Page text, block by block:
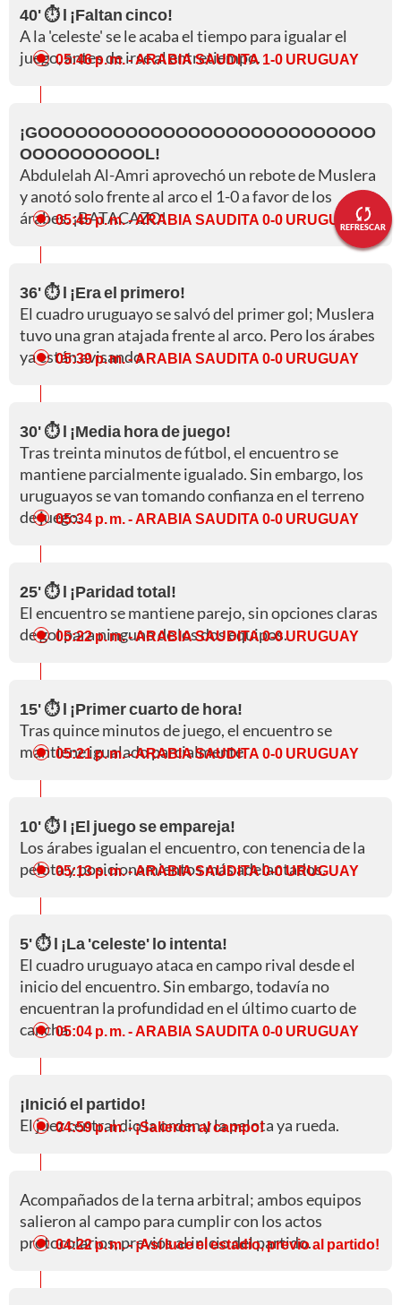
REFRESCAR
40' ⏱️ l ¡Faltan cinco!
A la 'celeste' se le acaba el tiempo para igualar el
juego, antes de irse al entretiempo.
05:46 p. m. - ARABIA SAUDITA 1-0 URUGUAY
¡GOOOOOOOOOOOOOOOOOOOOOOOOOOO
OOOOOOOOOOL!
Abdulelah Al-Amri aprovechó un rebote de Muslera
y anotó solo frente al arco el 1-0 a favor de los
árabes. ¡BATACAZO!
05:45 p. m.- ARABIA SAUDITA 0-0 URUGUAY
36' ⏱️ l ¡Era el primero!
El cuadro uruguayo se salvó del primer gol; Muslera
tuvo una gran atajada frente al arco. Pero los árabes
ya están avisando.
05:39 p. m.- ARABIA SAUDITA 0-0 URUGUAY
30' ⏱️ l ¡Media hora de juego!
Tras treinta minutos de fútbol, el encuentro se
mantiene parcialmente igualado. Sin embargo, los
uruguayos se van tomando confianza en el terreno
de juego.05:34 p. m. - ARABIA SAUDITA 0-0 URUGUAY
25' ⏱️ l ¡Paridad total!
El encuentro se mantiene parejo, sin opciones claras
de gol para ninguno de los dos equipos.
05:22 p. m.- ARABIA SAUDITA 0-0 URUGUAY
15' ⏱️ l ¡Primer cuarto de hora!
Tras quince minutos de juego, el encuentro se
mantiene igualado parcialmente.
05:21 p. m.- ARABIA SAUDITA 0-0 URUGUAY
10' ⏱️ l ¡El juego se empareja!
Los árabes igualan el encuentro, con tenencia de la
pelota y posicionamientos más adelantados.
05:13 p. m.- ARABIA SAUDITA 0-0 URUGUAY
5' ⏱️ l ¡La 'celeste' lo intenta!
El cuadro uruguayo ataca en campo rival desde el
inicio del encuentro. Sin embargo, todavía no
encuentran la profundidad en el último cuarto de
cancha.05:04 p. m. - ARABIA SAUDITA 0-0 URUGUAY
¡Inició el partido!
El juez central dio la orden y la pelota ya rueda.
04:59 p. m.- ¡Salieron al campo!
Acompañados de la terna arbitral; ambos equipos
salieron al campo para cumplir con los actos
protocolarios, previos al inicio del partido.
04:22 p. m.- ¡Así luce el estadio, previo al partido!